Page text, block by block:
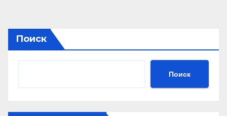
Поиск
Поиск